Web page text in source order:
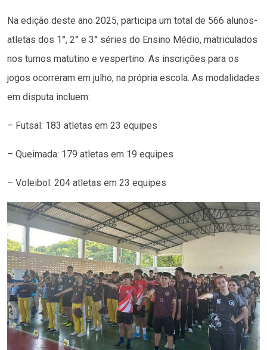
Na edição deste ano 2025, participa um total de 566 alunos-
atletas dos 1°, 2° e 3° séries do Ensino Médio, matriculados
nos turnos matutino e vespertino. As inscrições para os
jogos ocorreram em julho, na própria escola. As modalidades
em disputa incluem:
– Futsal: 183 atletas em 23 equipes
– Queimada: 179 atletas em 19 equipes
– Voleibol: 204 atletas em 23 equipes